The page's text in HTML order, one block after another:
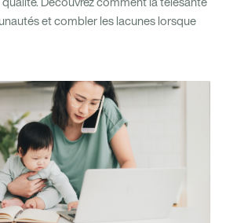
et combler les lacunes lorsque